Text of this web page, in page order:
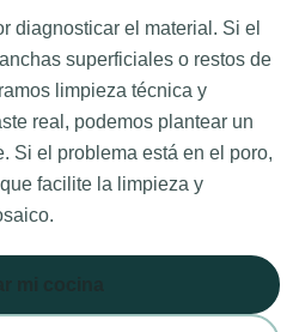
diagnosticar el material. Si el
superficiales o restos de
limpieza técnica y
real, podemos plantear un
Si el problema está en el poro,
facilite la limpieza y